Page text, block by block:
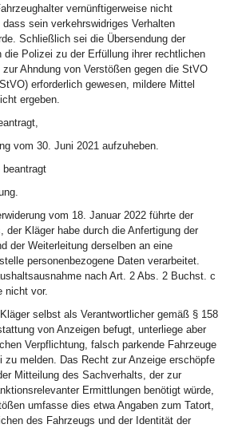
vernünftigerweise nicht
dass sein verkehrswidriges Verhalten
Schließlich sei die Übersendung der
die Polizei zu der Erfüllung ihrer rechtlichen
zur Ahndung von Verstößen gegen die StVO
erforderlich gewesen, mildere Mittel
ergeben.
vom 30. Juni 2021 aufzuheben.
beantragt
vom 18. Januar 2022 führte der
der Kläger habe durch die Anfertigung der
der Weiterleitung derselben an eine
personenbezogene Daten verarbeitet.
nach Art. 2 Abs. 2 Buchst. c
nicht vor.
selbst als Verantwortlicher gemäß § 158
von Anzeigen befugt, unterliege aber
Verpflichtung, falsch parkende Fahrzeuge
zu melden. Das Recht zur Anzeige erschöpfe
Mitteilung des Sachverhalts, der zur
Ermittlungen benötigt würde,
umfasse dies etwa Angaben zum Tatort,
des Fahrzeugs und der Identität der